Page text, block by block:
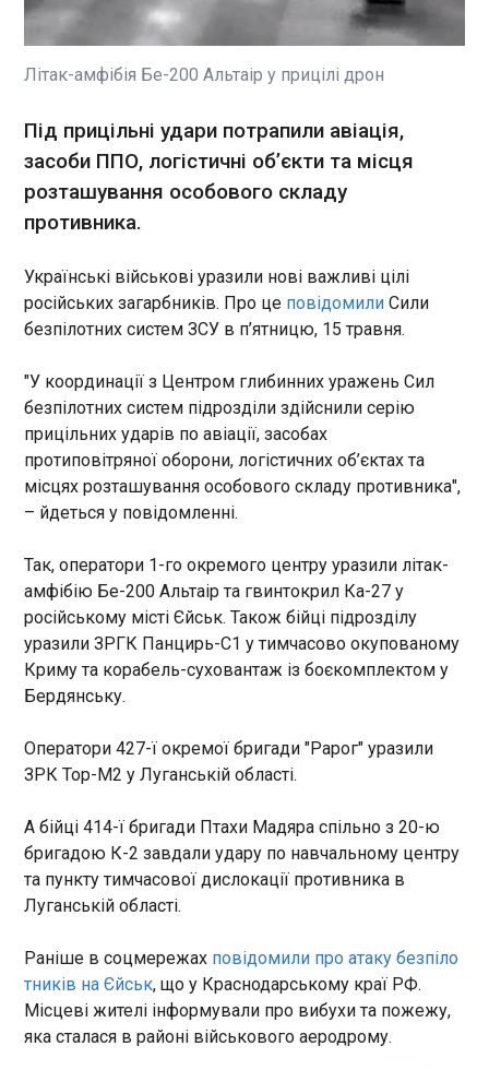
звинувачення та призначено попереднє
ув’язнення у зв’язку з підпалом, що призвів до
загибелі його співвітчизника. Про це повідомила
"Європейська правда" з посиланням на Le Figaro
.
ЧИТАТЬ
На Мальдівах під час дайвінгу загинули
п'ятеро італійців
11:30:34
П'ятеро італійців загинули
внаслідок нещасного
випадку під час дайвінгу на
Мальдівах – острівній країні у
повідомило BBC з
посиланням на міністерство
закордонних справ Італії.
ЧИТАТЬ
Ляшко прокоментував консультації Єрмака з
астрологинею перед винесенням його
кандидатури в міністри
Міністр охорони здоров’я Віктор Ляшко
прокоментував інформацію про те, що тодішній
голова Офісу президента обговорював з
астрологинею його кандидатуру перед
внесенням на посаду міністра. Під час години
запитань до уряду у відповідь на запитання
народного депутата Ярослава Железняка він
посаду заступника міністра.
ЧИТАТЬ
Соратник Стармера визнав "непопулярність"
прем'єра, але відкинув розмови про заміну
Міністр у справах громад Великої Британії Стів
Рід заявив, що попри те, що прем’єр-міністр
країни Кір Стармер "непопулярний", але
Лейбористська партія має припинити "внутрішні
суперечки". Про це він сказав у п’ятницю, 15
правда".
Акції Boeing впали на 4% після заяви Трампа
про замовлення Китаєм лише 200 літаків
Літак-амфібія Бе-200 Альтаір у прицілі дрон
Під прицільні удари потрапили авіація,
засоби ППО, логістичні об’єкти та місця
розташування особового складу
противника.
Українські військові уразили нові важливі цілі
російських загарбників. Про це повідомили Сили
безпілотних систем ЗСУ в п’ятницю, 15 травня.
"У координації з Центром глибинних уражень Сил
безпілотних систем підрозділи здійснили серію
прицільних ударів по авіації, засобах
протиповітряної оборони, логістичних об’єктах та
місцях розташування особового складу противника",
– йдеться у повідомленні.
Так, оператори 1-го окремого центру уразили літак-
амфібію Бе-200 Альтаір та гвинтокрил Ка-27 у
російському місті Єйськ. Також бійці підрозділу
уразили ЗРГК Панцирь-С1 у тимчасово окупованому
Криму та корабель-суховантаж із боєкомплектом у
Бердянську.
Оператори 427-ї окремої бригади "Рарог" уразили
ЗРК Тор-М2 у Луганській області.
А бійці 414-ї бригади Птахи Мадяра спільно з 20-ю
бригадою К-2 завдали удару по навчальному центру
та пункту тимчасової дислокації противника в
Луганській області.
Раніше в соцмережах повідомили про атаку безпіло
тників на Єйськ, що у Краснодарському краї РФ.
Місцеві жителі інформували про вибухи та пожежу,
яка сталася в районі військового аеродрому.